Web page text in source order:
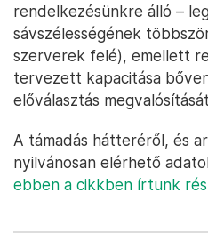
rendelkezésünkre álló –
sávszélességének
szerverek felé), emellett
tervezett kapacitása
előválasztás
A támadás hátteréről, és
nyilvánosan elérhető
ebben a cikkben írtunk